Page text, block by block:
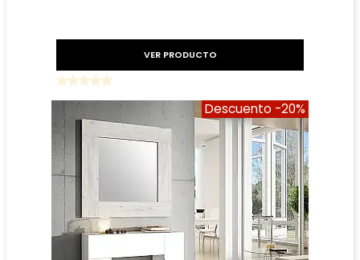
VER PRODUCTO
Descuento -20%